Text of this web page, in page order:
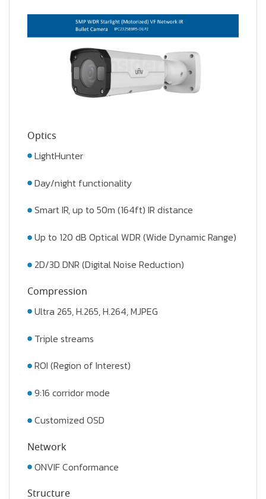
Optics
LightHunter
Day/night functionality
Smart IR, up to 50m (164ft) IR distance
Up to 120 dB Optical WDR (Wide Dynamic Range)
2D/3D DNR (Digital Noise Reduction)
Compression
Ultra 265, H.265, H.264, MJPEG
Triple streams
ROI (Region of Interest)
9:16 corridor mode
Customized OSD
Network
ONVIF Conformance
Structure